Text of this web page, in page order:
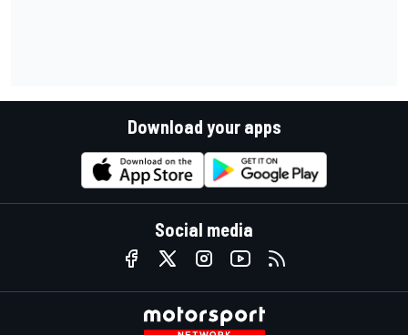
Download your apps
Social media